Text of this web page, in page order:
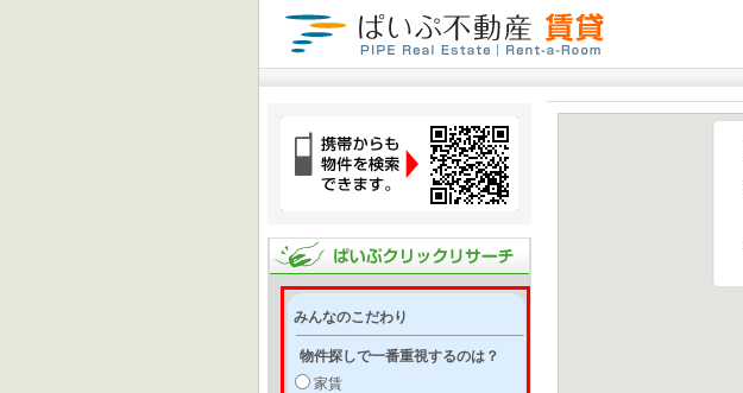
みんなのこだわり
物件探しで一番重視するのは？
家賃